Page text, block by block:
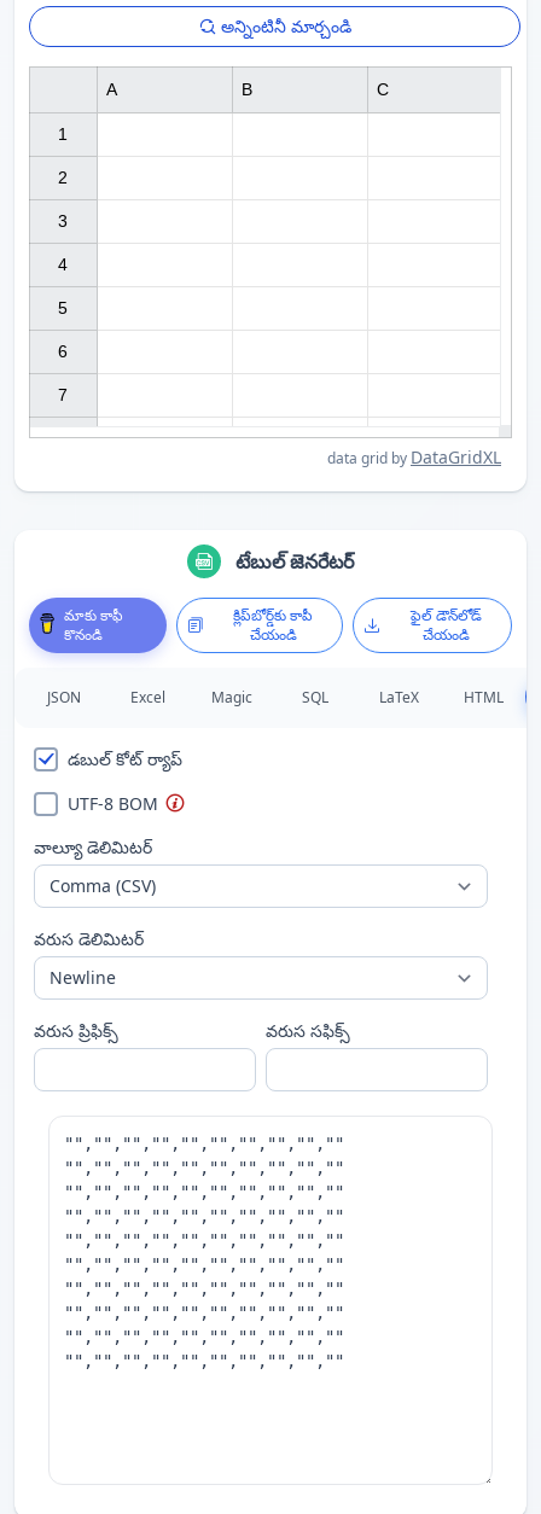
అన్నింటినీ మార్చండి
1
2
3
4
5
6
7
A B C
data grid by DataGridXL
టేబుల్ జెనరేటర్
మాకు కాఫీ
కొనండి
క్లిప్‌బోర్డ్‌కు కాపీ
చేయండి
ఫైల్ డౌన్‌లోడ్
చేయండి
JSON Excel Magic SQL LaTeX HTML
డబుల్ కోట్ ర్యాప్
UTF-8 BOM
వాల్యూ డెలిమిటర్
వరుస డెలిమిటర్
వరుస ప్రిఫిక్స్ వరుస సఫిక్స్